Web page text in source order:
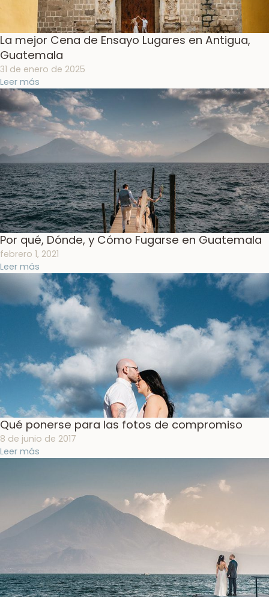
La mejor Cena de Ensayo Lugares en Antigua,
Guatemala
31 de enero de 2025
Leer más
Por qué, Dónde, y Cómo Fugarse en Guatemala
febrero 1, 2021
Leer más
Qué ponerse para las fotos de compromiso
8 de junio de 2017
Leer más